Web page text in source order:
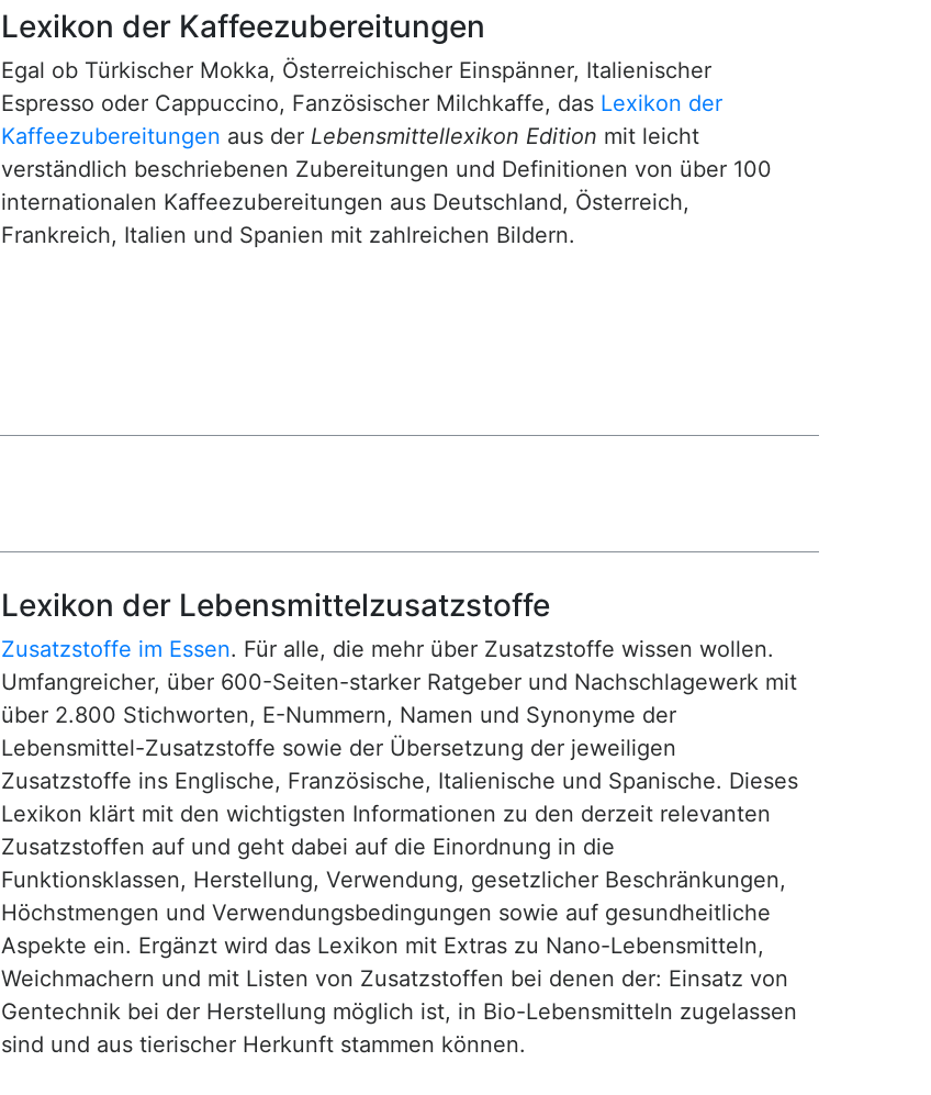
Lexikon der Kaffeezubereitungen
Egal ob Türkischer Mokka, Österreichischer Einspänner, Italienischer
Espresso oder Cappuccino, Fanzösischer Milchkaffe, das Lexikon der
Kaffeezubereitungen aus der Lebensmittellexikon Edition mit leicht
verständlich beschriebenen Zubereitungen und Definitionen von über 100
internationalen Kaffeezubereitungen aus Deutschland, Österreich,
Frankreich, Italien und Spanien mit zahlreichen Bildern.
Lexikon der Lebensmittelzusatzstoffe
Zusatzstoffe im Essen. Für alle, die mehr über Zusatzstoffe wissen wollen.
Umfangreicher, über 600-Seiten-starker Ratgeber und Nachschlagewerk mit
über 2.800 Stichworten, E-Nummern, Namen und Synonyme der
Lebensmittel-Zusatzstoffe sowie der Übersetzung der jeweiligen
Zusatzstoffe ins Englische, Französische, Italienische und Spanische. Dieses
Lexikon klärt mit den wichtigsten Informationen zu den derzeit relevanten
Zusatzstoffen auf und geht dabei auf die Einordnung in die
Funktionsklassen, Herstellung, Verwendung, gesetzlicher Beschränkungen,
Höchstmengen und Verwendungsbedingungen sowie auf gesundheitliche
Aspekte ein. Ergänzt wird das Lexikon mit Extras zu Nano-Lebensmitteln,
Weichmachern und mit Listen von Zusatzstoffen bei denen der: Einsatz von
Gentechnik bei der Herstellung möglich ist, in Bio-Lebensmitteln zugelassen
sind und aus tierischer Herkunft stammen können.